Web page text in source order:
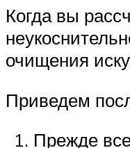
Когда вы
очищения
Приведем
Прежде